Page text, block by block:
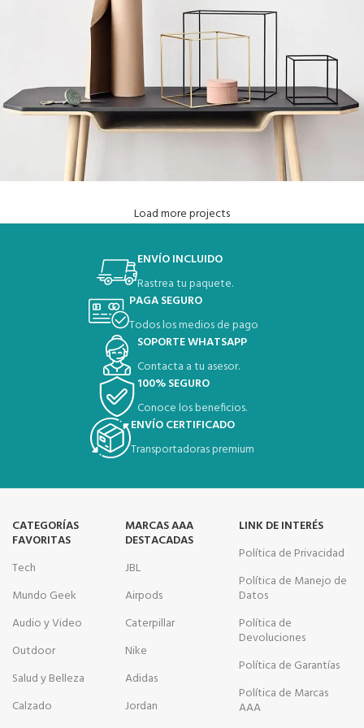
Kitchen
Leo uteu ullamcorperLoad more projects
ENVÍO INCLUIDO
Rastrea tu paquete.
PAGA SEGURO
Todos los medios de pago
SOPORTE WHATSAPP
Contacta a tu asesor.
100% SEGURO
Conoce los beneficios.
ENVÍO CERTIFICADO
Transportadoras premium
CATEGORÍAS
FAVORITAS
Tech
Mundo Geek
Audio y Video
Outdoor
Salud y Belleza
Calzado
MARCAS AAA
DESTACADAS
JBL
Airpods
Caterpillar
Nike
Adidas
Jordan
LINK DE INTERÉS
Política de Privacidad
Política de Manejo de
Datos
Política de
Devoluciones
Política de Garantías
Política de Marcas
AAA